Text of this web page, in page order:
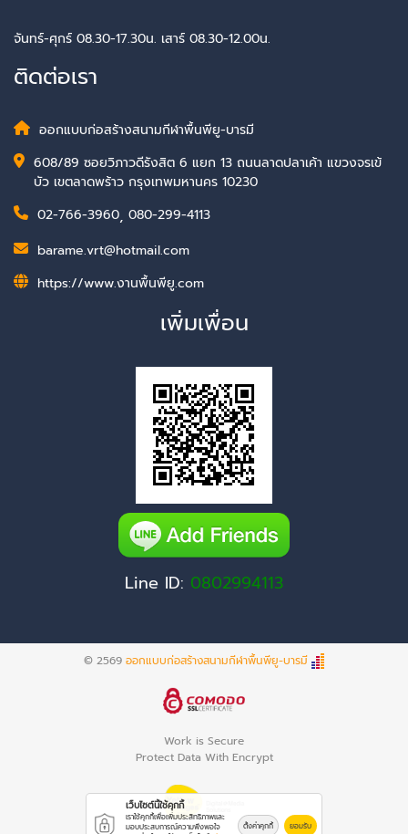
จันทร์-ศุกร์ 08.30-17.30น. เสาร์ 08.30-12.00น.
ติดต่อเรา
ออกแบบก่อสร้างสนามกีฬาพื้นพียู-บารมี
608/89 ซอยวิภาวดีรังสิต 6 แยก 13 ถนนลาดปลาเค้า แขวงจรเข้
บัว เขตลาดพร้าว กรุงเทพมหานคร 10230
02-766-3960, 080-299-4113
barame.vrt@hotmail.com
https://www.งานพื้นพียู.com
เพิ่มเพื่อน
Line ID: 0802994113
© 2569 ออกแบบก่อสร้างสนามกีฬาพื้นพียู-บารมี
Work is Secure
Protect Data With Encrypt
เว็บไซต์นี้ใช้คุกกี้
เราใช้คุกกี้เพื่อเพิ่มประสิทธิภาพและ
มอบประสบการณ์ความพึงพอใจ
ตั้งค่าคุกกี้ ยอมรับ